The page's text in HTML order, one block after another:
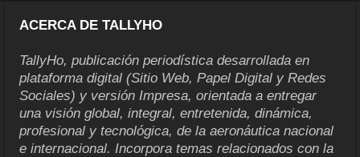
ACERCA DE TALLYHO
TallyHo, publicación periodística desarrollada en
plataforma digital (Sitio Web, Papel Digital y Redes
Sociales) y versión Impresa, orientada a entregar
una visión global, integral, entretenida, dinámica,
profesional y tecnológica, de la aeronáutica nacional
e internacional. Incorpora temas relacionados con la